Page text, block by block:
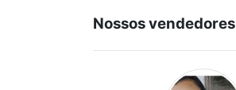
Nossos vendedores